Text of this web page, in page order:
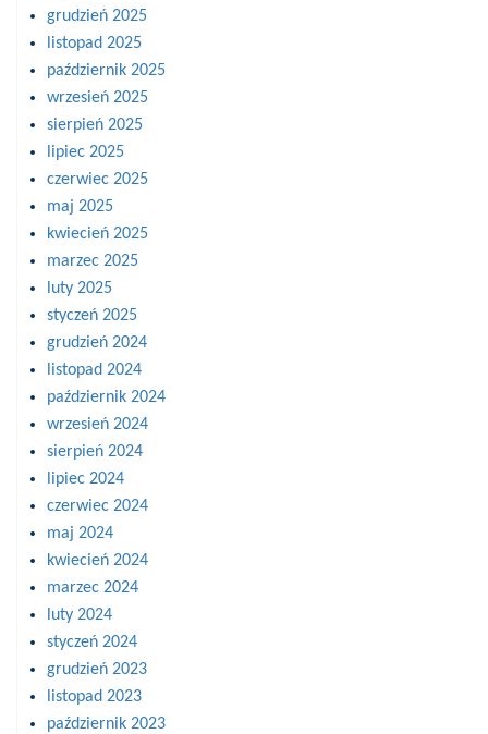
grudzień 2025
listopad 2025
październik 2025
wrzesień 2025
sierpień 2025
lipiec 2025
czerwiec 2025
maj 2025
kwiecień 2025
marzec 2025
luty 2025
styczeń 2025
grudzień 2024
listopad 2024
październik 2024
wrzesień 2024
sierpień 2024
lipiec 2024
czerwiec 2024
maj 2024
kwiecień 2024
marzec 2024
luty 2024
styczeń 2024
grudzień 2023
listopad 2023
październik 2023